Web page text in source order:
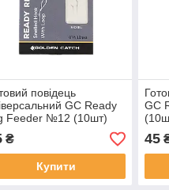
повідець
GC Ready
Feeder №12 (10шт)
₴
Купити
GC
45